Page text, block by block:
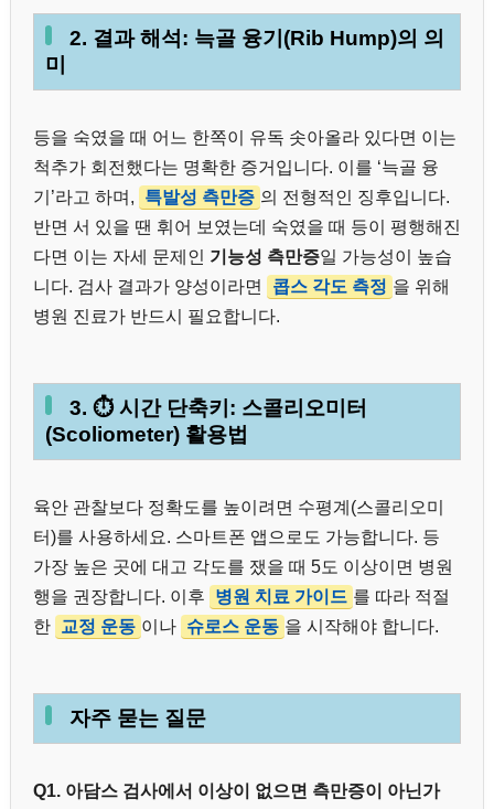
2. 결과 해석: 늑골 융기(Rib Hump)의 의
미
등을 숙였을 때 어느 한쪽이 유독 솟아올라 있다면 이는
척추가 회전했다는 명확한 증거입니다. 이를 ‘늑골 융
기’라고 하며,
특발성 측만증 의 전형적인 징후입니다.
반면 서 있을 땐 휘어 보였는데 숙였을 때 등이 평행해진
다면 이는 자세 문제인 기능성 측만증일 가능성이 높습
니다. 검사 결과가 양성이라면
콥스 각도 측정 을 위해
병원 진료가 반드시 필요합니다.
3. ⏱️ 시간 단축키: 스콜리오미터
(Scoliometer) 활용법
육안 관찰보다 정확도를 높이려면 수평계(스콜리오미
터)를 사용하세요. 스마트폰 앱으로도 가능합니다. 등
가장 높은 곳에 대고 각도를 쟀을 때 5도 이상이면 병원
행을 권장합니다. 이후
병원 치료 가이드 를 따라 적절
한
교정 운동 이나 슈로스 운동 을 시작해야 합니다.
자주 묻는 질문
Q1. 아담스 검사에서 이상이 없으면 측만증이 아닌가